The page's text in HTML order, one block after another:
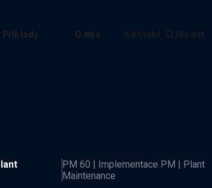
O nás Kontakt  Hledat
PM 60 | Implementace PM | Plant
Maintenance